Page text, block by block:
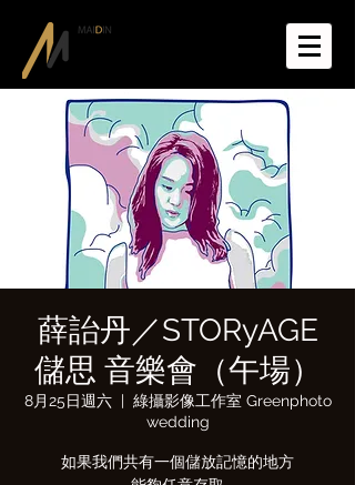
薛詒丹／STORyAGE
儲思 音樂會（午場）
8月25日週六
  |
綠攝影像工作室 Greenphoto
wedding
如果我們共有一個儲放記憶的地方